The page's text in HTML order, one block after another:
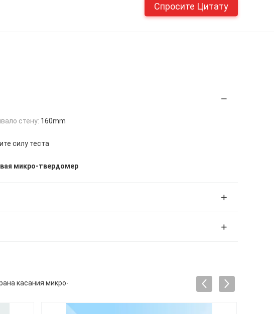
Спросите Цитату
стену: 160mm
силу теста
микро-твердомер
касания микро-